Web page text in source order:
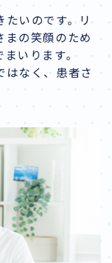
いのです。リ
の笑顔のため
いります。
はなく、患者さ